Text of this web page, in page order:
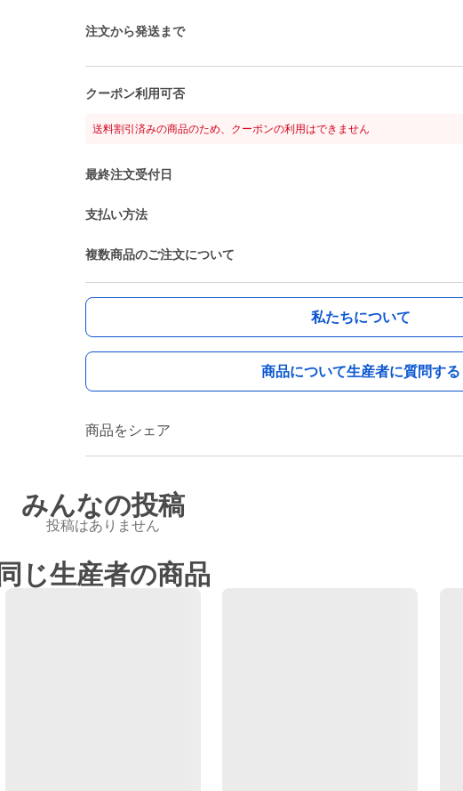
注文から発送まで
クーポン利用可否
送料割引済みの商品のため、クーポンの利用はできません
最終注文受付日
支払い方法
複数商品のご注文について
私たちについて
商品について生産者に質問する
商品をシェア
みんなの投稿
投稿はありません
同じ生産者の商品